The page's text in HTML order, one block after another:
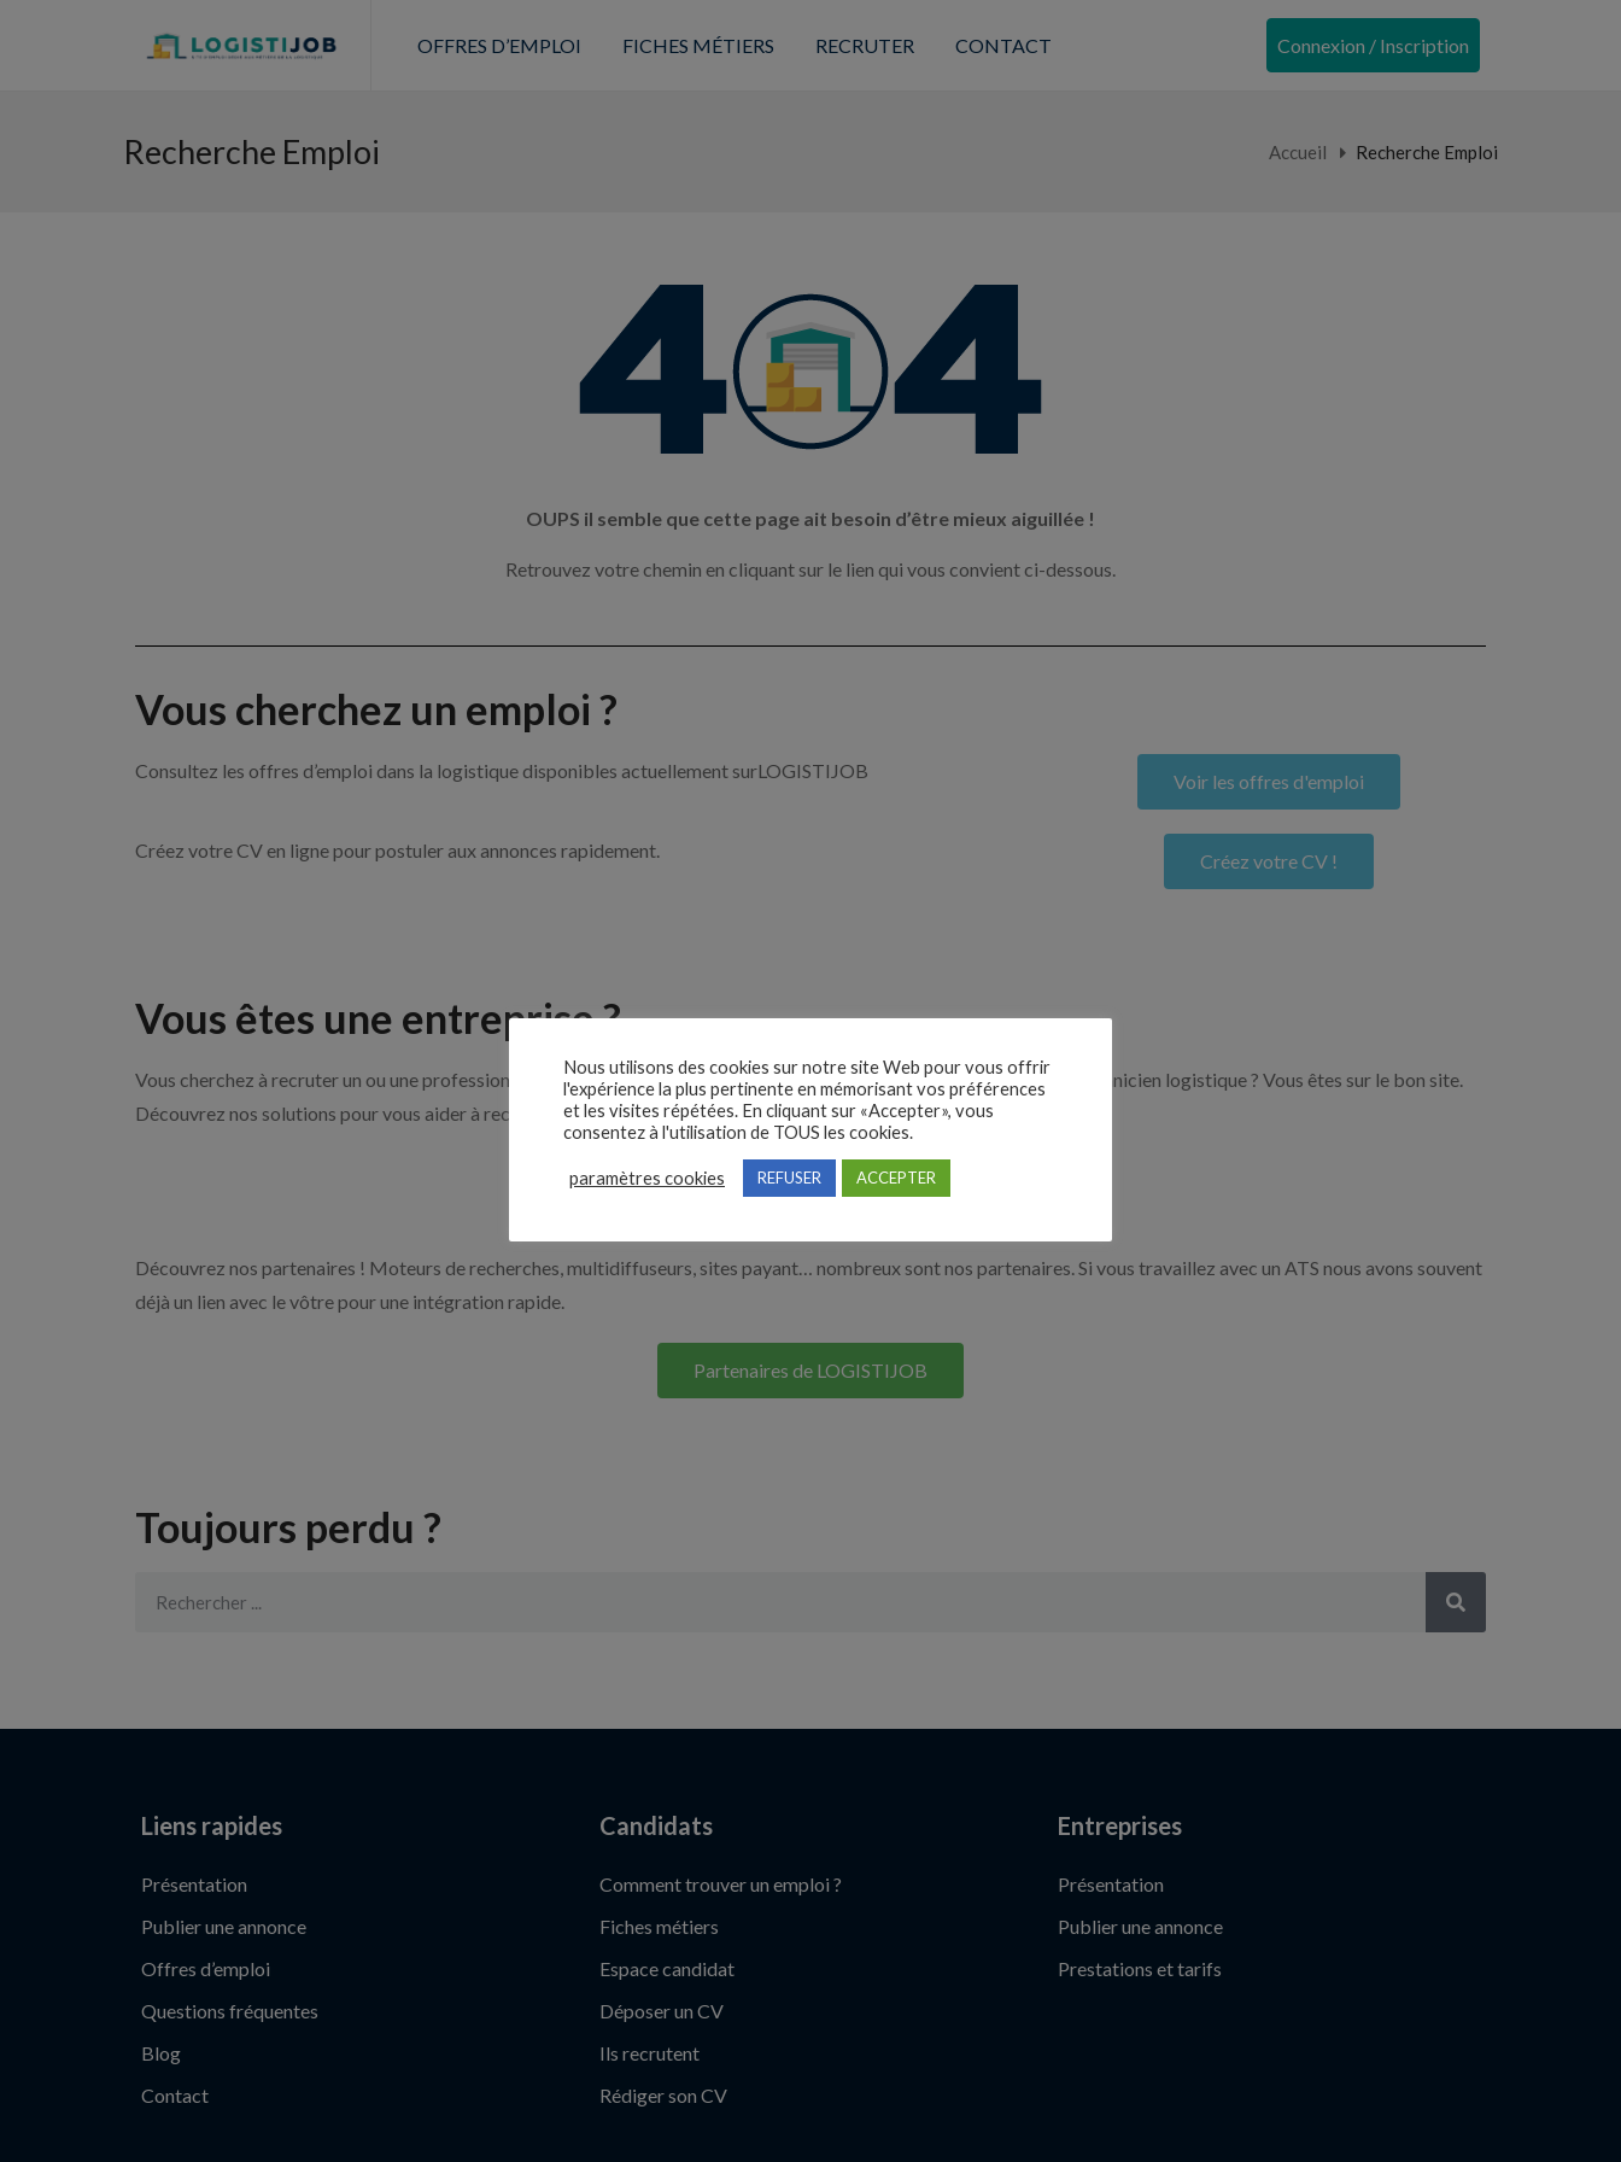
OFFRES D’EMPLOI FICHES MÉTIERS RECRUTER CONTACT Connexion / Inscription
Recherche Emploi Accueil Recherche Emploi
OUPS il semble que cette page ait besoin d’être mieux aiguillée !
Retrouvez votre chemin en cliquant sur le lien qui vous convient ci-dessous.
Vous cherchez un emploi ?
Consultez les offres d’emploi dans la logistique disponibles actuellement surLOGISTIJOB Voir les offres d'emploi
Créez votre CV en ligne pour postuler aux annonces rapidement. Créez votre CV !
Vous êtes une entreprise ?
Vous cherchez à recruter un ou une professionnelle de la logistique par exemple un acheteur, un cariste ou encore un technicien logistique ? Vous êtes sur le bon site.
Découvrez nos solutions pour vous aider à recruter en cliquant sur le bouton ci-dessous.
Nos solutions entreprises
Découvrez nos partenaires ! Moteurs de recherches, multidiffuseurs, sites payant… nombreux sont nos partenaires. Si vous travaillez avec un ATS nous avons souvent
déjà un lien avec le vôtre pour une intégration rapide.
Partenaires de LOGISTIJOB
Toujours perdu ?
Liens rapides
Présentation
Publier une annonce
Offres d’emploi
Questions fréquentes
Blog
Contact
Candidats
Comment trouver un emploi ?
Fiches métiers
Espace candidat
Déposer un CV
Ils recrutent
Rédiger son CV
Entreprises
Présentation
Publier une annonce
Prestations et tarifs
Nous utilisons des cookies sur notre site Web pour vous offrir
l'expérience la plus pertinente en mémorisant vos préférences
et les visites répétées. En cliquant sur «Accepter», vous
consentez à l'utilisation de TOUS les cookies.
paramètres cookies REFUSER ACCEPTER